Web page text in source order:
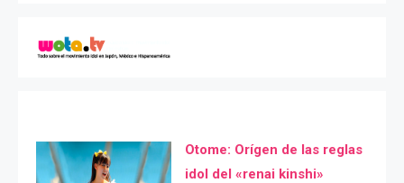
Otome: Orígen de las reglas
idol del «renai kinshi»